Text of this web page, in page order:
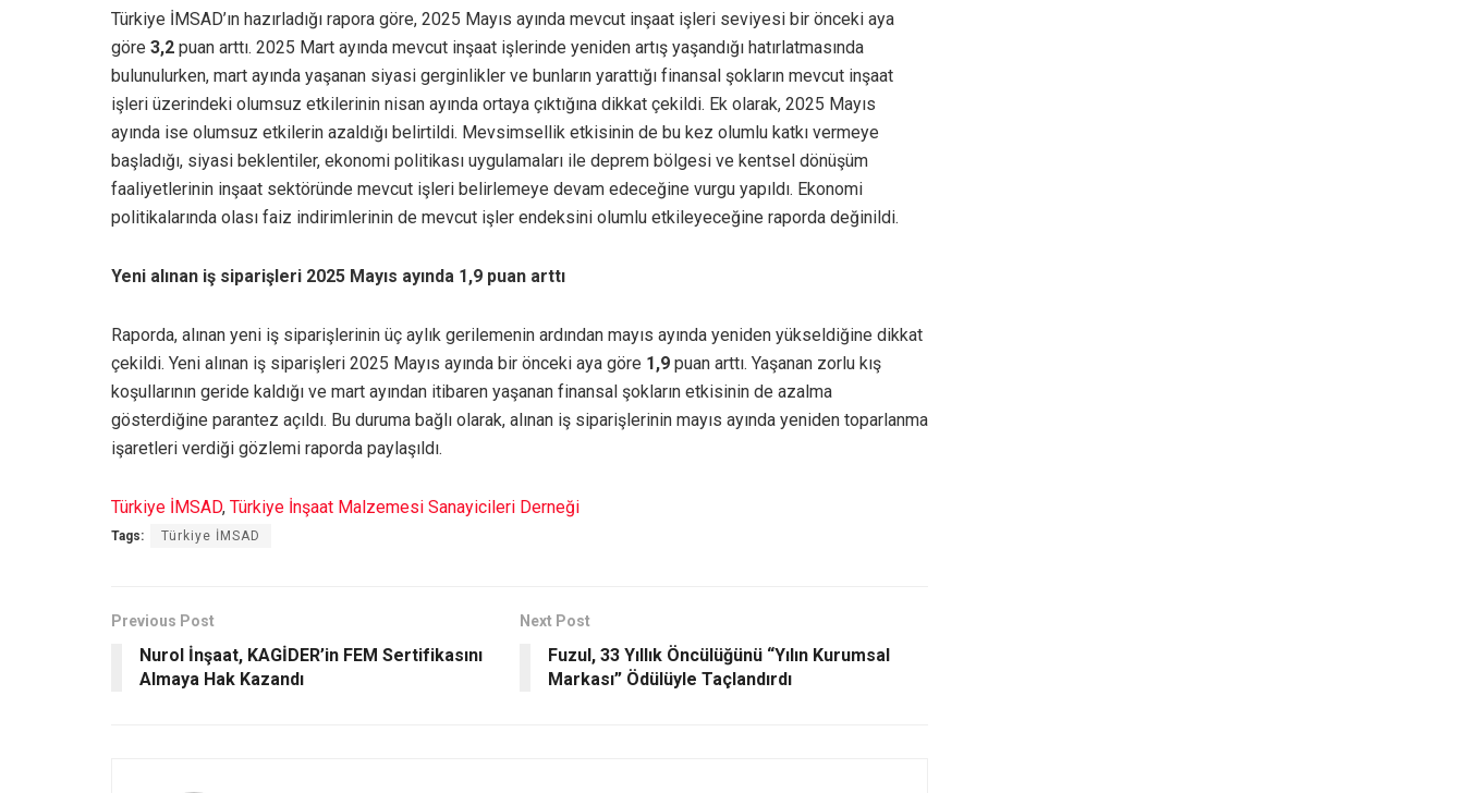
Türkiye İMSAD’ın hazırladığı rapora göre, 2025 Mayıs ayında mevcut inşaat işleri seviyesi bir önceki aya
göre 3,2 puan arttı. 2025 Mart ayında mevcut inşaat işlerinde yeniden artış yaşandığı hatırlatmasında
bulunulurken, mart ayında yaşanan siyasi gerginlikler ve bunların yarattığı finansal şokların mevcut inşaat
işleri üzerindeki olumsuz etkilerinin nisan ayında ortaya çıktığına dikkat çekildi. Ek olarak, 2025 Mayıs
ayında ise olumsuz etkilerin azaldığı belirtildi. Mevsimsellik etkisinin de bu kez olumlu katkı vermeye
başladığı, siyasi beklentiler, ekonomi politikası uygulamaları ile deprem bölgesi ve kentsel dönüşüm
faaliyetlerinin inşaat sektöründe mevcut işleri belirlemeye devam edeceğine vurgu yapıldı. Ekonomi
politikalarında olası faiz indirimlerinin de mevcut işler endeksini olumlu etkileyeceğine raporda değinildi.
Yeni alınan iş siparişleri 2025 Mayıs ayında 1,9 puan arttı
Raporda, alınan yeni iş siparişlerinin üç aylık gerilemenin ardından mayıs ayında yeniden yükseldiğine dikkat
çekildi. Yeni alınan iş siparişleri 2025 Mayıs ayında bir önceki aya göre 1,9 puan arttı. Yaşanan zorlu kış
koşullarının geride kaldığı ve mart ayından itibaren yaşanan finansal şokların etkisinin de azalma
gösterdiğine parantez açıldı. Bu duruma bağlı olarak, alınan iş siparişlerinin mayıs ayında yeniden toparlanma
işaretleri verdiği gözlemi raporda paylaşıldı.
Türkiye İMSAD, Türkiye İnşaat Malzemesi Sanayicileri Derneği
Tags: Türkiye İMSAD
Previous Post
Nurol İnşaat, KAGİDER’in FEM Sertifikasını
Almaya Hak Kazandı
Next Post
Fuzul, 33 Yıllık Öncülüğünü “Yılın Kurumsal
Markası” Ödülüyle Taçlandırdı